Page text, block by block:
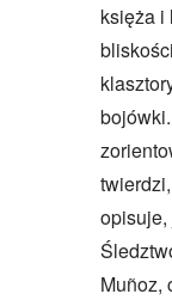
księża i
opisuje,
Muñoz,